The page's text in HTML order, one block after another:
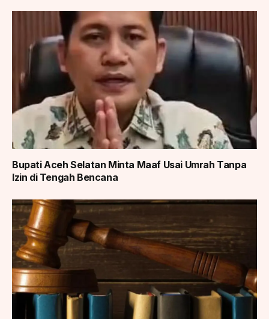
Bupati Aceh Selatan Minta Maaf Usai Umrah Tanpa
Izin di Tengah Bencana